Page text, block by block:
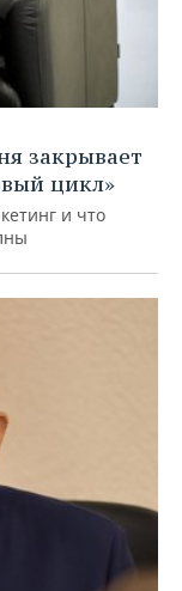
закрывает
цикл»
и что